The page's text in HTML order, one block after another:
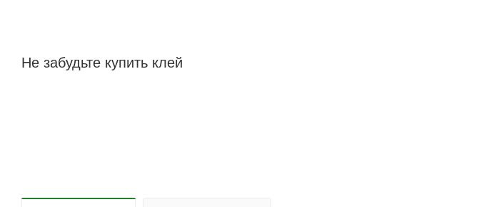
Не забудьте купить клей